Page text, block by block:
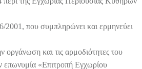
2001, που συμπληρώνει και ερμηνεύει
και τις αρμοδιότητες του
«Επιτροπή Εγχωρίου